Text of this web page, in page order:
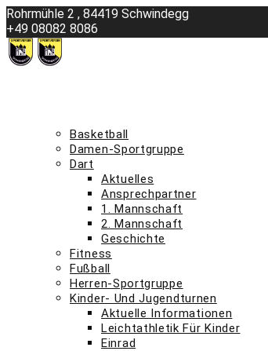
Skip
to
content
Rohrmühle 2 , 84419 Schwindegg
+49 08082 8086
info@sv-schwindegg.de
Basketball
Damen-Sportgruppe
Dart
Aktuelles
Ansprechpartner
1. Mannschaft
2. Mannschaft
Geschichte
Fitness
Fußball
Herren-Sportgruppe
Kinder- Und Jugendturnen
Aktuelle Informationen
Leichtathletik Für Kinder
Einrad